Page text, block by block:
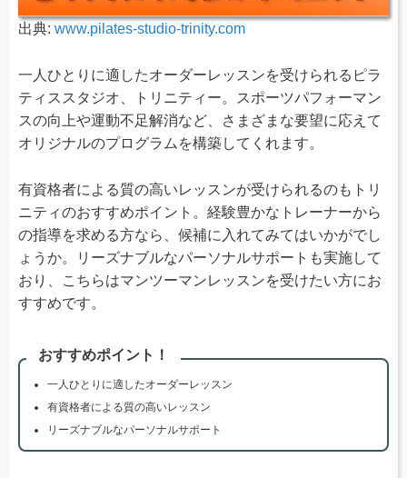
出典: www.pilates-studio-trinity.com
一人ひとりに適したオーダーレッスンを受けられるピラ
ティススタジオ、トリニティー。スポーツパフォーマン
スの向上や運動不足解消など、さまざまな要望に応えて
オリジナルのプログラムを構築してくれます。
有資格者による質の高いレッスンが受けられるのもトリ
ニティのおすすめポイント。経験豊かなトレーナーから
の指導を求める方なら、候補に入れてみてはいかがでし
ょうか。リーズナブルなパーソナルサポートも実施して
おり、こちらはマンツーマンレッスンを受けたい方にお
すすめです。
おすすめポイント！
一人ひとりに適したオーダーレッスン
有資格者による質の高いレッスン
リーズナブルなパーソナルサポート